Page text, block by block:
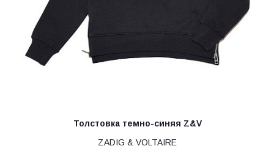
Толстовка темно-синяя Z&V
ZADIG & VOLTAIRE